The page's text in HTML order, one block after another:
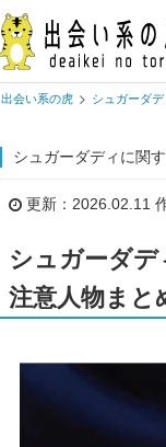
出会い系の虎 シュガーダデ
シュガーダディに関
更新：2026.02.11
シュガーダ
注意人物まと